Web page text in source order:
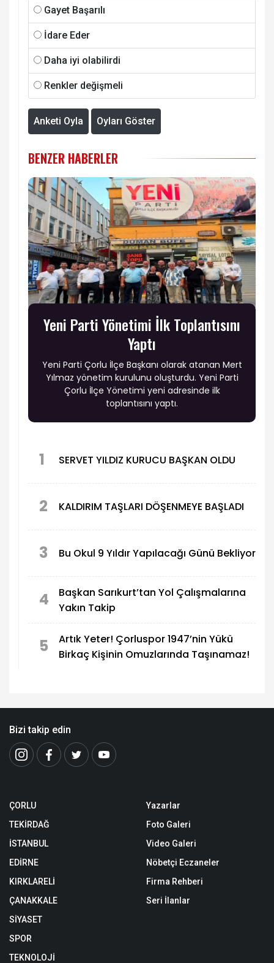
Gayet Başarılı
İdare Eder
Daha iyi olabilirdi
Renkler değişmeli
Anketi Oyla Oyları Göster
BENZER HABERLER
Yeni Parti Yönetimi İlk Toplantısını
Yaptı
Yeni Parti Çorlu İlçe Başkanı olarak atanan Mert
Yılmaz yönetim kurulunu oluşturdu. Yeni Parti
Çorlu İlçe Yönetimi yeni adresinde ilk
toplantısını yaptı.
1 SERVET YILDIZ KURUCU BAŞKAN OLDU
2 KALDIRIM TAŞLARI DÖŞENMEYE BAŞLADI
3 Bu Okul 9 Yıldır Yapılacağı Günü Bekliyor
4
Başkan Sarıkurt’tan Yol Çalışmalarına
Yakın Takip
5
Artık Yeter! Çorluspor 1947’nin Yükü
Birkaç Kişinin Omuzlarında Taşınamaz!
Bizi takip edin
ÇORLU
TEKİRDAĞ
İSTANBUL
EDİRNE
KIRKLARELİ
ÇANAKKALE
SİYASET
SPOR
TEKNOLOJİ
Yazarlar
Foto Galeri
Video Galeri
Nöbetçi Eczaneler
Firma Rehberi
Seri İlanlar